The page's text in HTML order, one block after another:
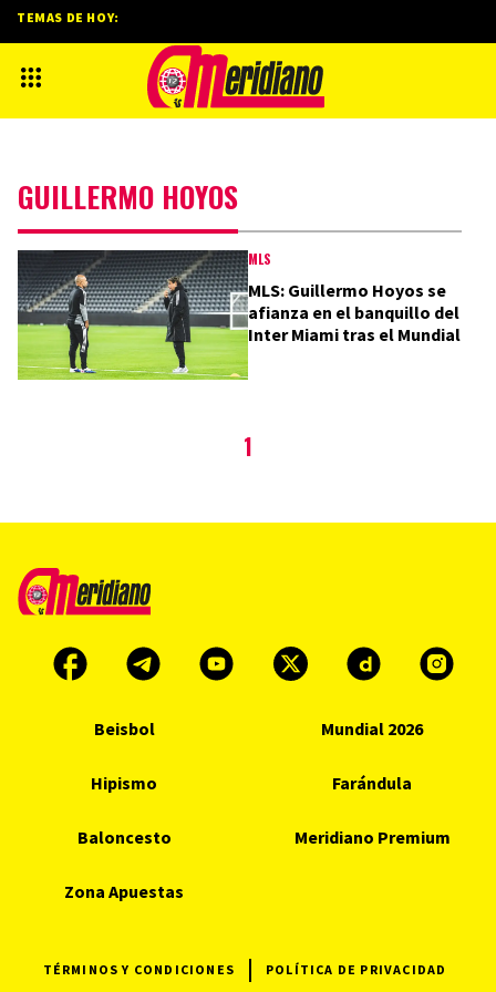
GUILLERMO HOYOS
MLS
MLS: Guillermo Hoyos se
afianza en el banquillo del
Inter Miami tras el Mundial
1
TEMAS DE HOY:
Beisbol Mundial 2026
Hipismo Farándula
Baloncesto Meridiano Premium
Zona Apuestas
TÉRMINOS Y CONDICIONES POLÍTICA DE PRIVACIDAD